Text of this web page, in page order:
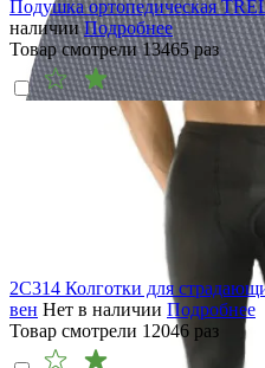
Подушка ортопедическая
наличии Подробнее
Товар смотрели13465раз
2C314 Колготки для
вен Нет в наличии Подробнее
Товар смотрели 12046 раз